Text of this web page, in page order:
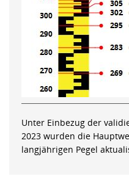
Unter Einbezug der
2023 wurden die
langjährigen Pegel